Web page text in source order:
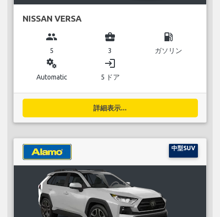
NISSAN VERSA
group
5
business_center
3
local_gas_station
ガソリン
miscellaneous_services
Automatic
login
5 ドア
詳細表示...
中型SUV